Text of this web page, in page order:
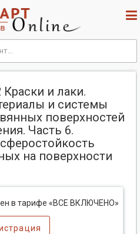
и лаки.
и системы
поверхностей
Часть 6.
на поверхности
в тарифе «ВСЕ ВКЛЮЧЕНО»